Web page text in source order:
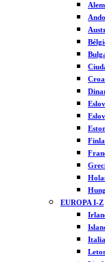
EUROPA I-Z
Italia